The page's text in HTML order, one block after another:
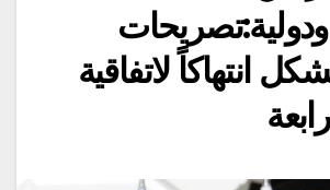
ودولية:تصريحات
انتهاكاً لاتفاقية